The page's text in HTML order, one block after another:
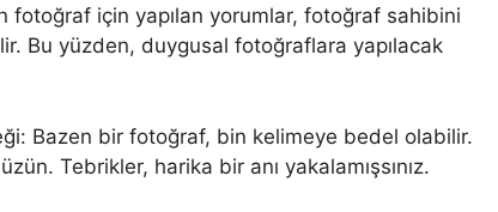
fotoğraf için yapılan yorumlar, fotoğraf sahibini
Bu yüzden, duygusal fotoğraflara yapılacak
Bazen bir fotoğraf, bin kelimeye bedel olabilir.
Tebrikler, harika bir anı yakalamışsınız.